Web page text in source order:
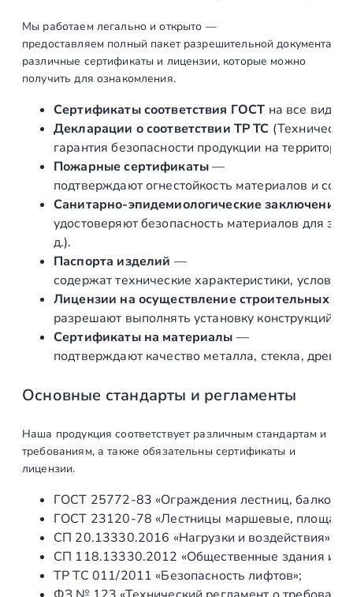
у
б
а
Ø
3
о
д
с
е
Мы работаем легально и открыто —
предоставляем полный пакет разрешительной
различные сертификаты и лицензии, которые можно
получить для ознакомления.
Сертификаты соответствия ГОСТ на все виды
Декларации о соответствии ТР ТС
гарантия безопасности продукции на
Пожарные сертификаты—
подтверждают огнестойкость материалов и
Санитарно‑эпидемиологические заключения
удостоверяют безопасность материалов для
д.).
Паспорта изделий —
содержат технические характеристики,
Лицензии на осуществление строительных и
разрешают выполнять установку конструкций
Сертификаты на материалы —
подтверждают качество металла, стекла,
Основные стандарты и регламенты
Наша продукция соответствует различным стандартам и
требованиям, а также обязательны сертификаты и
лицензии.
ГОСТ 25772‑83 «Ограждения лестниц,
ГОСТ 23120‑78 «Лестницы маршевые,
СП 20.13330.2016 «Нагрузки и воздействия»
СП 118.13330.2012 «Общественные здания и
ТР ТС 011/2011 «Безопасность лифтов»;